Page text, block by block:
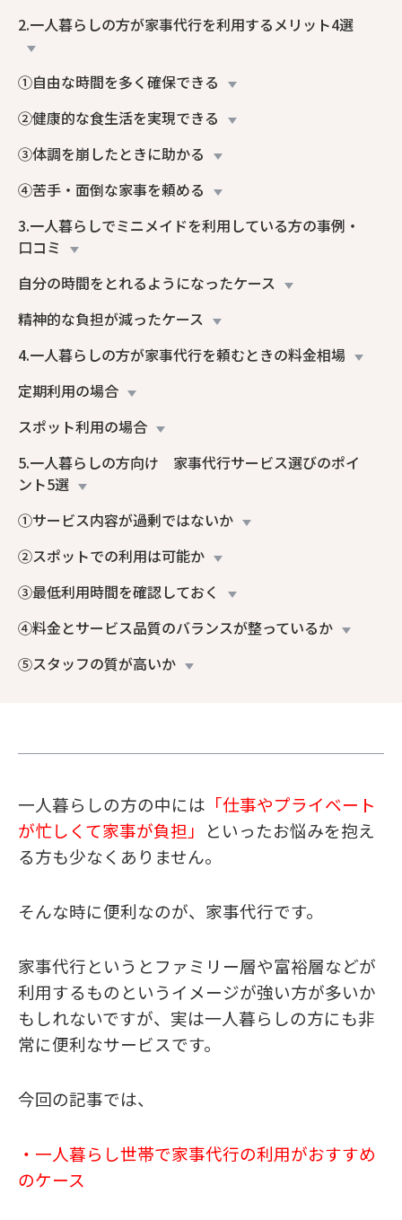
2.一人暮らしの方が家事代行を利用するメリット4選
①自由な時間を多く確保できる
②健康的な食生活を実現できる
③体調を崩したときに助かる
④苦手・面倒な家事を頼める
3.一人暮らしでミニメイドを利用している方の事例・
口コミ
自分の時間をとれるようになったケース
精神的な負担が減ったケース
4.一人暮らしの方が家事代行を頼むときの料金相場
定期利用の場合
スポット利用の場合
5.一人暮らしの方向け 家事代行サービス選びのポイ
ント5選
①サービス内容が過剰ではないか
②スポットでの利用は可能か
③最低利用時間を確認しておく
④料金とサービス品質のバランスが整っているか
⑤スタッフの質が高いか
一人暮らしの方の中には 「仕事やプライベート
が忙しくて家事が負担」 といったお悩みを抱え
る方も少なくありません。
そんな時に便利なのが、家事代行です。
家事代行というとファミリー層や富裕層などが
利用するものというイメージが強い方が多いか
もしれないですが、実は一人暮らしの方にも非
常に便利なサービスです。
今回の記事では、
・一人暮らし世帯で家事代行の利用がおすすめ
のケース